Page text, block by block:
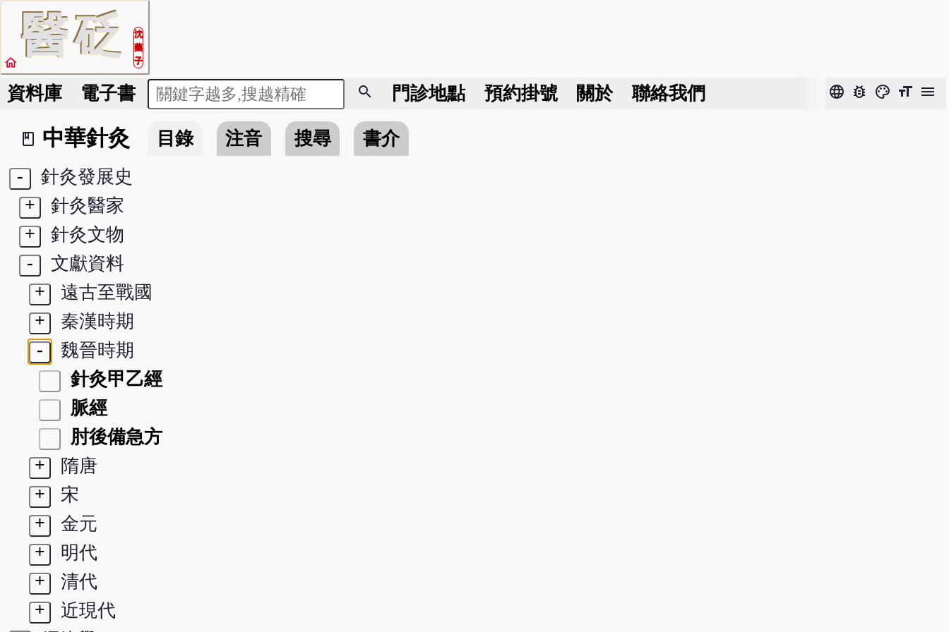
醫砭
沈
藥
子
home
資料庫 電子書 search 門診地點 預約掛號 關於 聯絡我們 language bug_report color_lens format_size menu
book_2
中華針灸 目錄 注音 搜尋
書介
-
針灸發展史
+
針灸醫家
+
針灸文物
-
文獻資料
+
遠古至戰國
+
秦漢時期
-
魏晉時期
針灸甲乙經
脈經
肘後備急方
+
隋唐
+
宋
+
金元
+
明代
+
清代
+
近現代